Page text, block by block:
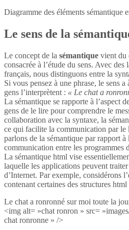
Diagramme des éléments sémantique
Le sens de la
Le concept de la sémantique vient du
consacrée à l’étude du sens. Avec
français, nous distinguons entre la
Si vous pensez à une phrase, le sens
gens l’interprètent : « Le chat a
La sémantique se rapporte à l’aspect
gens de le lire pour comprendre le
collaboration avec la syntaxe, la
ce qui facilite la communication par le
parlons de la sémantique par rapport
communication entre les programmes
La sémantique html vise
laquelle les applications peuvent
d’Internet. Par exemple, considérons
contenant certaines des structures
Le chat a ronronné sur moi toute la
<img alt= »chat ronron » src=
chat ronronne » />